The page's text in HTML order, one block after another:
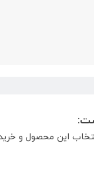
این محصول و